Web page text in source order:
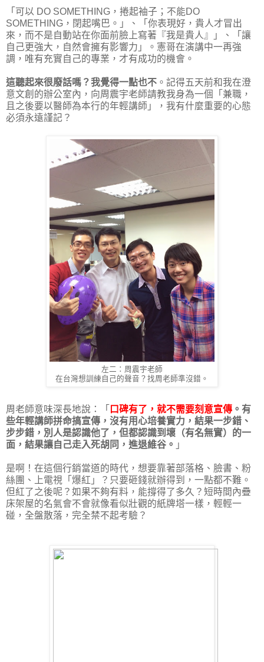
「可以 DO SOMETHING，捲起袖子；不能DO
SOMETHING，閉起嘴巴。」、「你表現好，貴人才冒出
來，而不是自動站在你面前臉上寫著『我是貴人』」、「讓
自己更強大，自然會擁有影響力」。憲哥在演講中一再強
調，唯有充實自己的專業，才有成功的機會。
這聽起來很廢話嗎？我覺得一點也不 。記得五天前和我在澄
意文創的辦公室內，向周震宇老師請教我身為一個「兼職，
且之後要以醫師為本行的年輕講師」，我有什麼重要的心態
必須永遠謹記？
左二：周震宇老師
在台灣想訓練自己的聲音？找周老師準沒錯。
周老師意味深長地說：「 口碑有了，就不需要刻意宣傳 。有
些年輕講師拼命搞宣傳，沒有用心培養實力，結果一步錯、
步步錯，別人是認識他了，但都認識到壞（有名無實）的一
面，結果讓自己走入死胡同，進退維谷。 」
是啊！在這個行銷當道的時代，想要靠著部落格、臉書、粉
絲團、上電視「爆紅」？只要砸錢就辦得到，一點都不難。
但紅了之後呢？如果不夠有料，能撐得了多久？短時間內疊
床架屋的名氣會不會就像看似壯觀的紙牌塔一樣，輕輕一
碰，全盤散落，完全禁不起考驗？